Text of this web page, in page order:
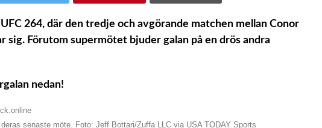
264, där den tredje och avgörande matchen mellan Conor
sig. Förutom supermötet bjuder galan på en drös andra
nedan!
senaste möte. Foto: Jeff Bottari/Zuffa LLC via USA TODAY Sports